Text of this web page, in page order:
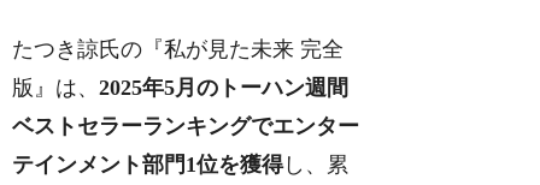
たつき諒氏の『私が見た未来 完全
版』は、2025年5月のトーハン週間
ベストセラーランキングでエンター
テインメント部門1位を獲得し、累